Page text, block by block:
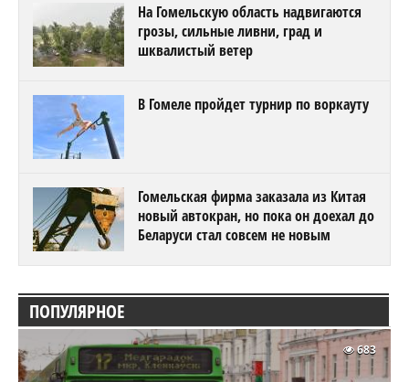
На Гомельскую область надвигаются
грозы, сильные ливни, град и
шквалистый ветер
В Гомеле пройдет турнир по воркауту
Гомельская фирма заказала из Китая
новый автокран, но пока он доехал до
Беларуси стал совсем не новым
ПОПУЛЯРНОЕ
683